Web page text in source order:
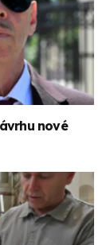
nové